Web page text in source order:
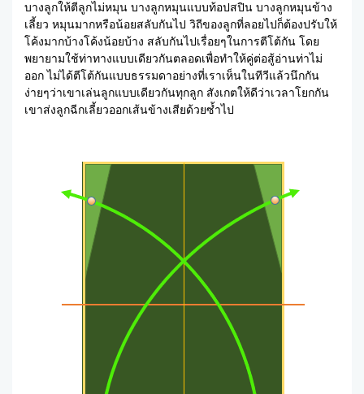
บางลูกให้ตีลูกไม่หมุน บางลูกหมุนแบบท้อปสปิน บางลูกหมุนข้าง
เลี้ยว หมุนมากหรือน้อยสลับกันไป วิถีของลูกที่ลอยไปก็ต้องปรับให้
โค้งมากบ้างโค้งน้อยบ้าง สลับกันไปเรื่อยๆในการตีโต้กัน โดย
พยายามใช้ท่าทางแบบเดียวกันตลอดเพื่อทำให้คู่ต่อสู้อ่านท่าไม่
ออก ไม่ได้ตีโต้กันแบบธรรมดาอย่างที่เราเห็นในทีวีแล้วนึกกัน
ง่ายๆว่าเขาเล่นลูกแบบเดียวกันทุกลูก สังเกตให้ดีว่าเวลาโยกกัน
เขาส่งลูกฉีกเลี้ยวออกเส้นข้างเสียด้วยซ้ำไป